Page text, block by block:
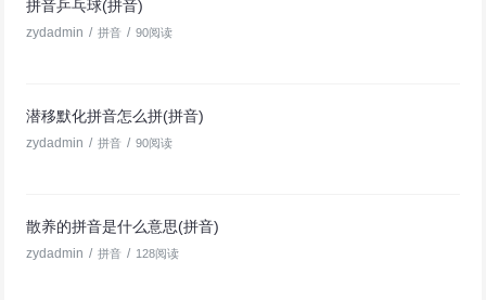
拼音乒乓球(拼音)
zydadmin / 拼音 / 90阅读
潜移默化拼音怎么拼(拼音)
zydadmin / 拼音 / 90阅读
散养的拼音是什么意思(拼音)
zydadmin / 拼音 / 128阅读